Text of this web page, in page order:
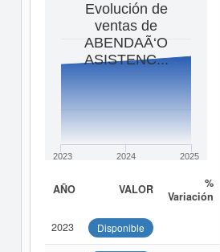
Evolución de
ventas de
ABENDAÃ‘O
ASISTENC...
2023 2024 2025
AÑO VALOR
%
Variación
2023 Disponible